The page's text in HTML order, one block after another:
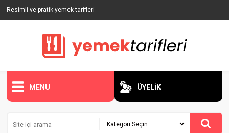
Resimli ve pratik yemek tarifleri
MENU ÜYELİK